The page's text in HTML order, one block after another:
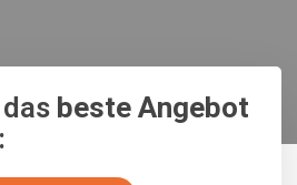
beste Angebot